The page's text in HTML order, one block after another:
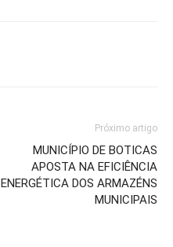
Próximo artigo
MUNICÍPIO DE BOTICAS
APOSTA NA EFICIÊNCIA
ENERGÉTICA DOS ARMAZÉNS
MUNICIPAIS